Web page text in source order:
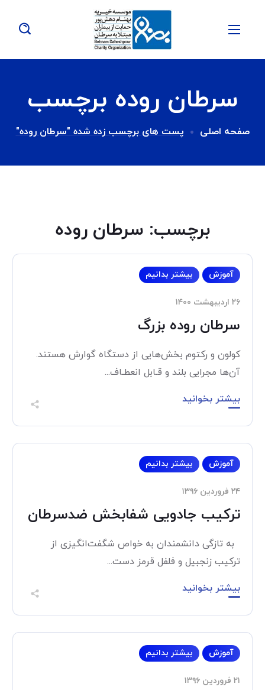
سرطان روده برچسب
صفحه اصلی پست های برچسب زده شده "سرطان روده"
برچسب: سرطان روده
آموزش بیشتر بدانیم
۲۶ اردیبهشت ۱۴۰۰
سرطان روده بزرگ
کولون و رکتوم بخش‌هایی از دستگاه گوارش هستند.
آن‌ها مجرایی بلند و قـابل انعطـاف...
بیشتر بخوانید
آموزش بیشتر بدانیم
۲۴ فروردین ۱۳۹۶
ترکیب جادویی شفابخش ضدسرطان
به تازگی دانشمندان به خواص شگفت‌انگیزی از
ترکیب زنجبیل و فلفل قرمز دست...
بیشتر بخوانید
آموزش بیشتر بدانیم
۲۱ فروردین ۱۳۹۶